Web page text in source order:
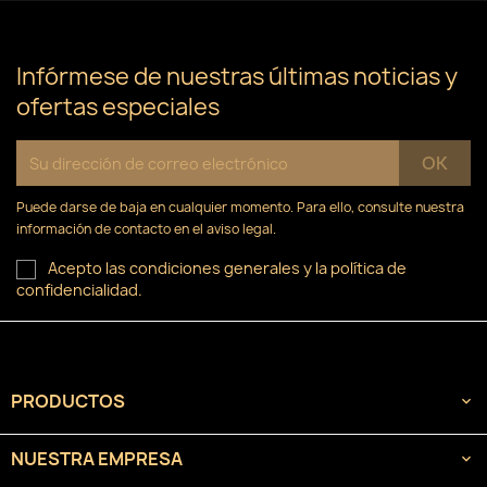
add_circle_outline Crear nueva lista
lista de deseos.
Cancelar Iniciar sesión
Infórmese de nuestras últimas noticias y
ofertas especiales
Puede darse de baja en cualquier momento. Para ello, consulte nuestra
información de contacto en el aviso legal.
Acepto las condiciones generales y la política de
confidencialidad.
PRODUCTOS 
NUESTRA EMPRESA 